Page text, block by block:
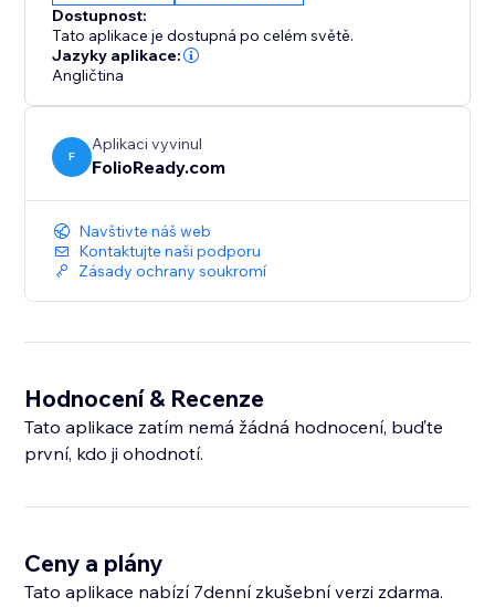
Dostupnost:
Tato aplikace je dostupná po celém světě.
Jazyky aplikace:
Angličtina
F
Aplikaci vyvinul
FolioReady.com
Navštivte náš web
Kontaktujte naši podporu
Zásady ochrany soukromí
Hodnocení & Recenze
Tato aplikace zatím nemá žádná hodnocení, buďte
první, kdo ji ohodnotí.
Ceny a plány
Tato aplikace nabízí 7denní zkušební verzi zdarma.